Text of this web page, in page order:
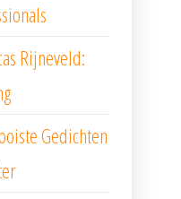
Rijneveld:
Gedichten